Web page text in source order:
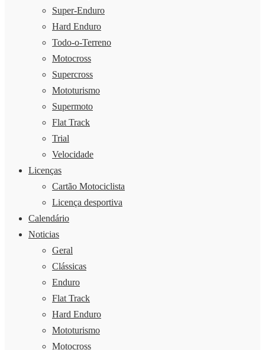
Super-Enduro
Hard Enduro
Todo-o-Terreno
Motocross
Supercross
Mototurismo
Supermoto
Flat Track
Trial
Velocidade
Licenças
Cartão Motociclista
Licença desportiva
Calendário
Noticias
Geral
Clássicas
Enduro
Flat Track
Hard Enduro
Mototurismo
Motocross